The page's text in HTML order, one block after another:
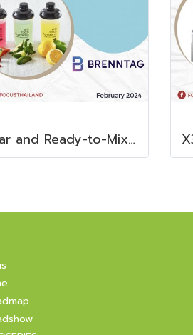
Clear and Ready-to-Mix Protein Shakes